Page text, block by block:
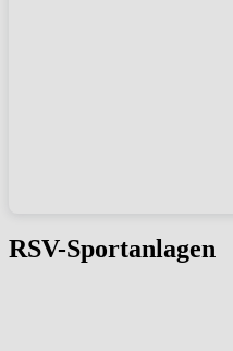
RSV-Sportanlagen